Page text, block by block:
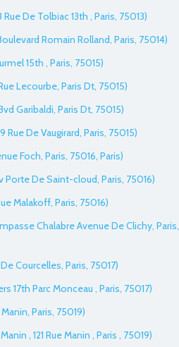
De Tolbiac 13th , Paris, 75013)
Romain Rolland, Paris, 75014)
15th , Paris, 75015)
Lecourbe, Paris Dt, 75015)
Garibaldi, Paris Dt, 75015)
De Vaugirard, Paris, 75015)
Foch, Paris, 75016, Paris)
Porte De Saint-cloud, Paris, 75016)
Malakoff, Paris, 75016)
Chalabre Avenue De Clichy, Paris,
Courcelles, Paris, 75017)
17th Parc Monceau , Paris, 75017)
Paris, 75019)
, 121 Rue Manin , Paris , 75019)